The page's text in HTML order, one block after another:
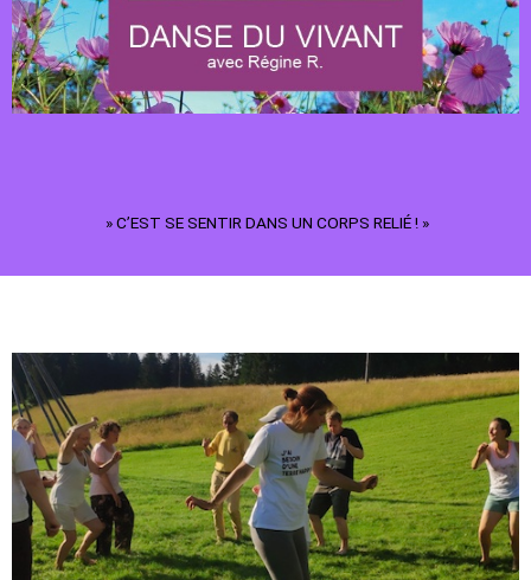
» C’EST SE SENTIR DANS UN CORPS RELIÉ ! »